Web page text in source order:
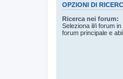
OPZIONI DI
Ricerca nei forum:
Seleziona il/i forum
forum principale e